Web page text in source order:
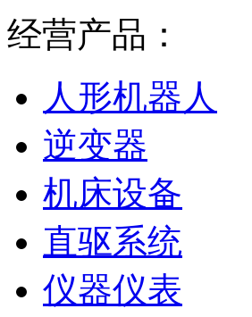
经营产品：
人形机器人
逆变器
机床设备
直驱系统
仪器仪表